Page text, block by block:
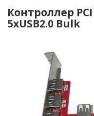
Контроллер PCI
5xUSB2.0 Bulk